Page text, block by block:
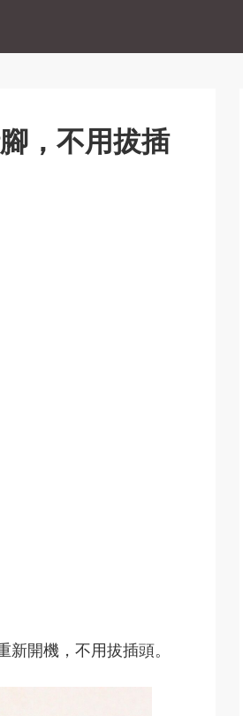
，不用拔插
開機，不用拔插頭。